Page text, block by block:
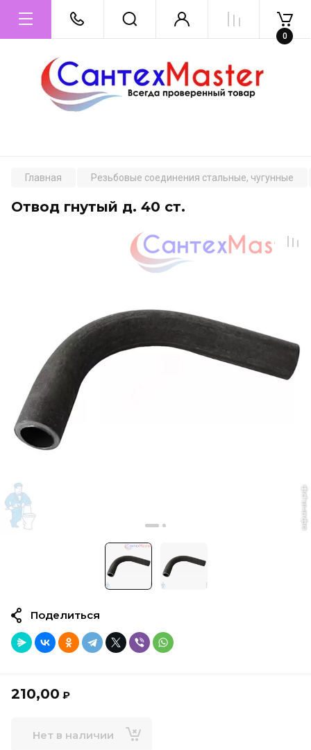
0
Главная Резьбовые соединения стальные, чугунные
Отвод гнутый д. 40 ст.
210,00 ₽
Нет в наличии
Поделиться